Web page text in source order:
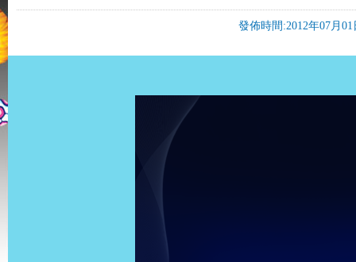
發佈時間:2012年07月